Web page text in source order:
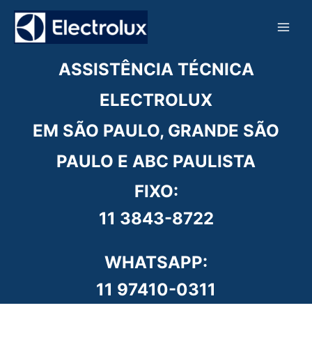
para
ASSISTÊNCIA TÉCNICA
ELECTROLUX
EM SÃO PAULO, GRANDE SÃO
PAULO E ABC PAULISTA
FIXO:
11 3843-8722
WHATSAPP:
11 97410-0311